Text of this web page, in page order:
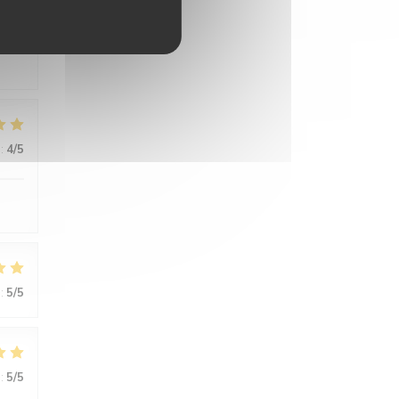
: 4/5
: 5/5
: 5/5